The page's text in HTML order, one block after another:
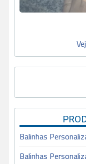
Balinhas
Balinhas